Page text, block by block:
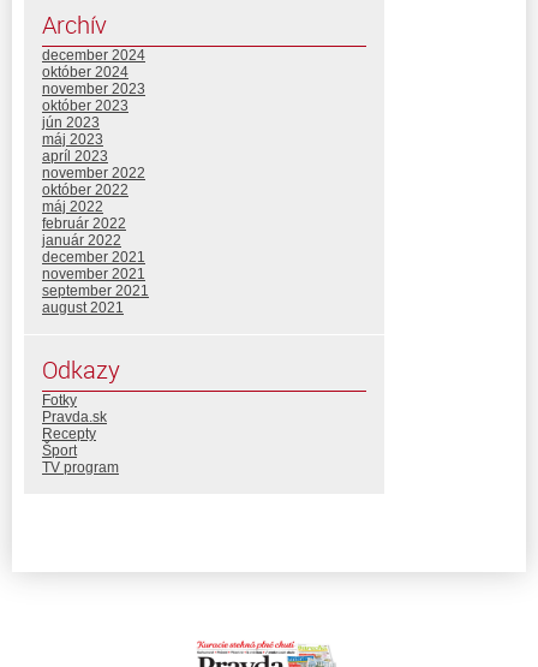
Archív
december 2024
október 2024
november 2023
október 2023
jún 2023
máj 2023
apríl 2023
november 2022
október 2022
máj 2022
február 2022
január 2022
december 2021
november 2021
september 2021
august 2021
Odkazy
Fotky
Pravda.sk
Recepty
Šport
TV program